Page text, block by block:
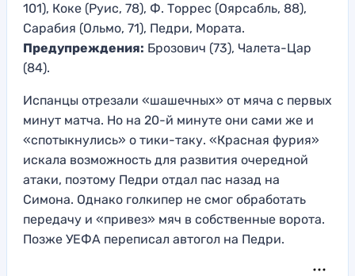
101), Коке (Руис, 78), Ф. Торрес (Оярсабль, 88),
Сарабия (Ольмо, 71), Педри, Мората.
Предупреждения: Брозович (73), Чалета-Цар
(84).
Испанцы отрезали «шашечных» от мяча с первых
минут матча. Но на 20-й минуте они сами же и
«спотыкнулись» о тики-таку. «Красная фурия»
искала возможность для развития очередной
атаки, поэтому Педри отдал пас назад на
Симона. Однако голкипер не смог обработать
передачу и «привез» мяч в собственные ворота.
Позже УЕФА переписал автогол на Педри.